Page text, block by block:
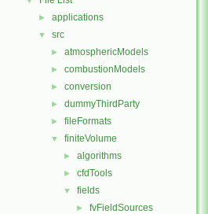
► applications
▼ src
► atmosphericModels
► combustionModels
► conversion
► dummyThirdParty
► fileFormats
▼ finiteVolume
► algorithms
► cfdTools
▼ fields
► fvFieldSources